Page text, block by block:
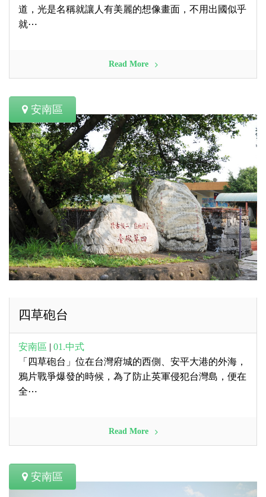
道，光是名稱就讓人有美麗的想像畫面，不用出國似乎
就⋯
Read More
安南區
四草砲台
安南區 | 01.中式
「四草砲台」位在台灣府城的西側、安平大港的外海，
鴉片戰爭爆發的時候，為了防止英軍侵犯台灣島，便在
全⋯
Read More
安南區